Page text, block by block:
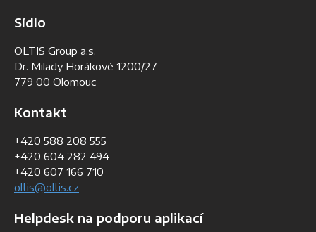
Sídlo
OLTIS Group a.s.
Dr. Milady Horákové 1200/27
779 00 Olomouc
Kontakt
+420 588 208 555
+420 604 282 494
+420 607 166 710
oltis@oltis.cz
Helpdesk na podporu aplikací